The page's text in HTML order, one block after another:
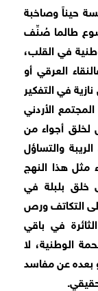
حيناً وصاخبة
طالما صُنِّف
في القلب،
العرقي أو
في التفكير
الأردني
لخلق أجواء من
والتساؤل
مثل هذا النهج
خلق بلبلة في
التكاتف ورص
في باقي
الوطنية، لا
بعده عن مفاسد